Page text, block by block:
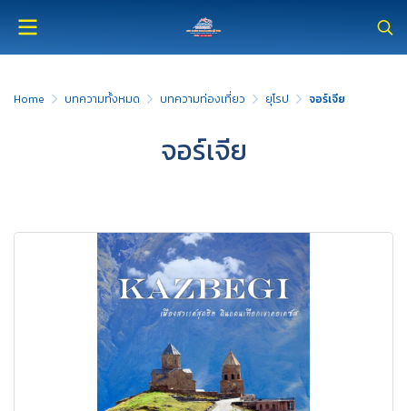
Home บทความทั้งหมด บทความท่องเที่ยว ยุโรป จอร์เจีย
จอร์เจีย